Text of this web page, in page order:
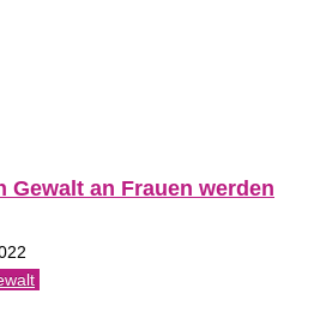
Gewalt an Frauen werden